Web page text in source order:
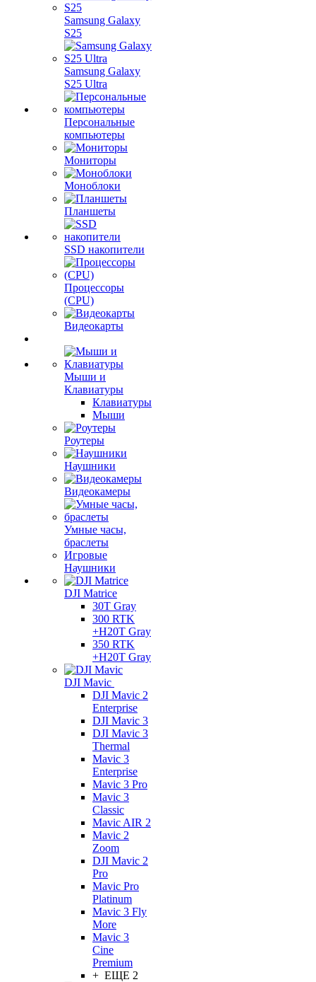
Samsung Galaxy
S25
Samsung Galaxy
S25 Ultra
Персональные
компьютеры
Мониторы
Моноблоки
Планшеты
SSD накопители
Процессоры
(CPU)
Видеокарты
Мыши и
Клавиатуры
Клавиатуры
Мыши
Роутеры
Наушники
Видеокамеры
Умные часы,
браслеты
Игровые
Наушники
DJI Matrice
30T Gray
300 RTK
+H20T Gray
350 RTK
+H20T Gray
DJI Mavic
DJI Mavic 2
Enterprise
DJI Mavic 3
DJI Mavic 3
Thermal
Mavic 3
Enterprise
Mavic 3 Pro
Mavic 3
Сlassic
Mavic AIR 2
Mavic 2
Zoom
DJI Mavic 2
Pro
Mavic Pro
Platinum
Mavic 3 Fly
More
Mavic 3
Cine
Premium
+ ЕЩЕ 2